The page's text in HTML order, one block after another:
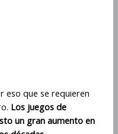
eso que se requieren
Los juegos de
un gran aumento en